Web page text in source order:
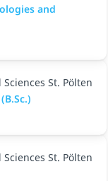
and
St. Pölten
St. Pölten